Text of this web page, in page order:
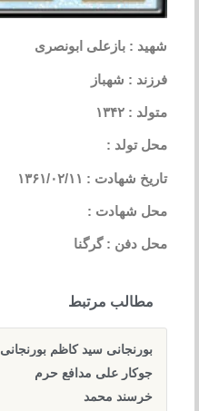
شهید : بازعلی ابونصری
فرزند : شهباز
متولد : ۱۳۴۲
محل تولد :
تاریخ شهادت : ۱۳۶۱/۰۲/۱۱
محل شهادت :
محل دفن : گرگنا
مطالب مرتبط
بورنجانی سید کاظم بورنجانی
جوکار علی مدافع حرم
خرسند محمد